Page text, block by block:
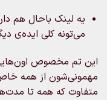
یه لینک باحال هم
می‌تونه کلی ایده‌ی
این تم مخصوص
مهمونی‌شون از همه
متفاوت که همه تا